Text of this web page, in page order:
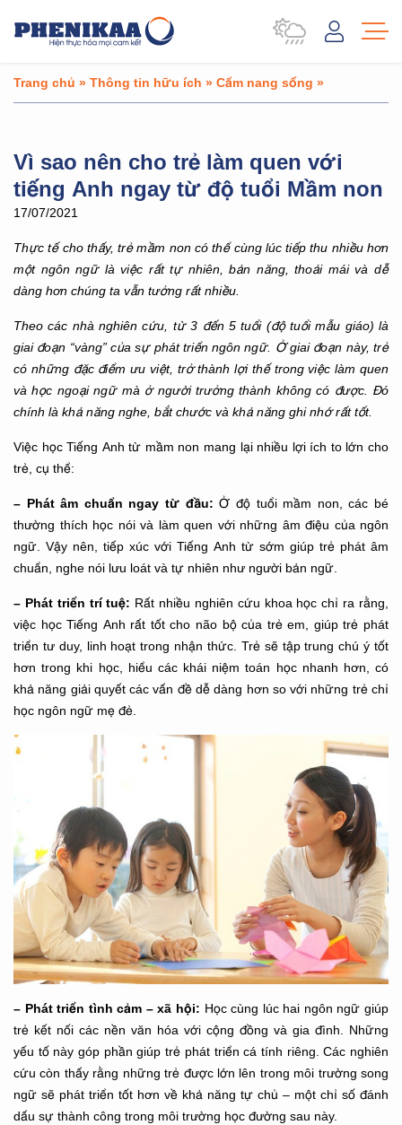
Trang chủ » Thông tin hữu ích » Cẩm nang sống »
Vì sao nên cho trẻ làm quen với
tiếng Anh ngay từ độ tuổi Mầm non
17/07/2021
Thực tế cho thấy, trẻ mầm non có thể cùng lúc tiếp thu nhiều hơn
một ngôn ngữ là việc rất tự nhiên, bản năng, thoải mái và dễ
dàng hơn chúng ta vẫn tưởng rất nhiều.
Theo các nhà nghiên cứu, từ 3 đến 5 tuổi (độ tuổi mẫu giáo) là
giai đoạn “vàng” của sự phát triển ngôn ngữ. Ở giai đoạn này, trẻ
có những đặc điểm ưu việt, trở thành lợi thế trong việc làm quen
và học ngoại ngữ mà ở người trưởng thành không có được. Đó
chính là khả năng nghe, bắt chước và khả năng ghi nhớ rất tốt.
Việc học Tiếng Anh từ mầm non mang lại nhiều lợi ích to lớn cho
trẻ, cụ thể:
– Phát âm chuẩn ngay từ đầu: Ở độ tuổi mầm non, các bé
thường thích học nói và làm quen với những âm điệu của ngôn
ngữ. Vậy nên, tiếp xúc với Tiếng Anh từ sớm giúp trẻ phát âm
chuẩn, nghe nói lưu loát và tự nhiên như người bản ngữ.
– Phát triển trí tuệ: Rất nhiều nghiên cứu khoa học chỉ ra rằng,
việc học Tiếng Anh rất tốt cho não bộ của trẻ em, giúp trẻ phát
triển tư duy, linh hoạt trong nhận thức. Trẻ sẽ tập trung chú ý tốt
hơn trong khi học, hiểu các khái niệm toán học nhanh hơn, có
khả năng giải quyết các vấn đề dễ dàng hơn so với những trẻ chỉ
học ngôn ngữ mẹ đẻ.
– Phát triển tình cảm – xã hội: Học cùng lúc hai ngôn ngữ giúp
trẻ kết nối các nền văn hóa với cộng đồng và gia đình. Những
yếu tố này góp phần giúp trẻ phát triển cá tính riêng. Các nghiên
cứu còn thấy rằng những trẻ được lớn lên trong môi trường song
ngữ sẽ phát triển tốt hơn về khả năng tự chủ – một chỉ số đánh
dấu sự thành công trong môi trường học đường sau này.